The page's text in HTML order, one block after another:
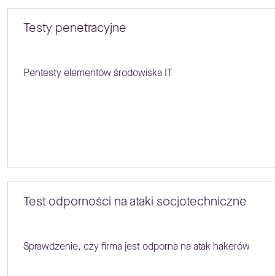
Testy penetracyjne
Pentesty elementów środowiska IT
Test odporności na ataki socjotechniczne
Sprawdzenie, czy firma jest odporna na atak hakerów